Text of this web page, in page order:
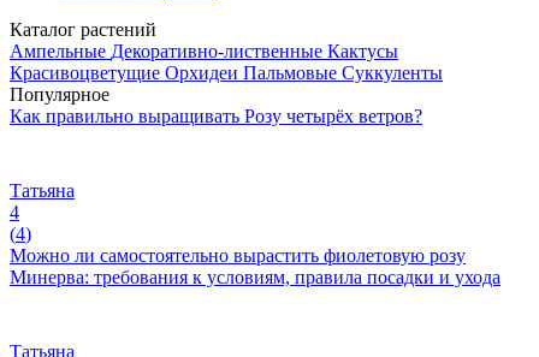
Каталог растений
Ампельные Декоративно-лиственные Кактусы
Красивоцветущие Орхидеи Пальмовые Суккуленты
Популярное
Как правильно выращивать Розу четырёх ветров?
Татьяна
4
(4)
Можно ли самостоятельно вырастить фиолетовую розу
Минерва: требования к условиям, правила посадки и ухода
Татьяна